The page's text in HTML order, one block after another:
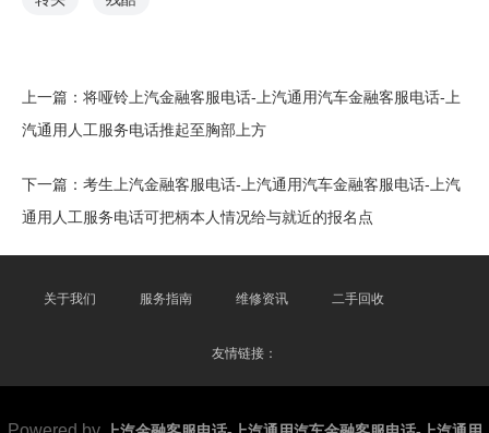
上一篇： 将哑铃上汽金融客服电话-上汽通用汽车金融客服电话-上
汽通用人工服务电话推起至胸部上方
下一篇： 考生上汽金融客服电话-上汽通用汽车金融客服电话-上汽
通用人工服务电话可把柄本人情况给与就近的报名点
关于我们 服务指南 维修资讯 二手回收
友情链接：